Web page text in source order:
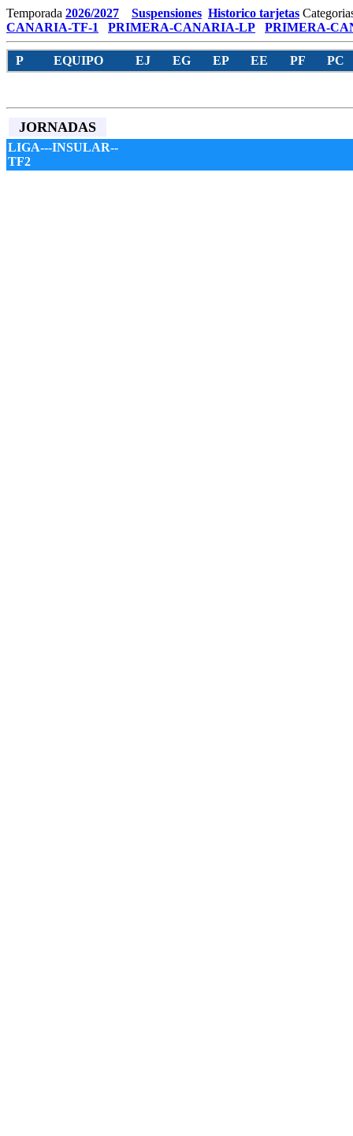
Temporada 2026/2027 Suspensiones Historico tarjetas
CANARIA-TF-1
PRIMERA-CANARIA-LP PRIMERA-
P EQUIPO EJ EG EP EE PF PC
JORNADAS
LIGA---INSULAR--
TF2